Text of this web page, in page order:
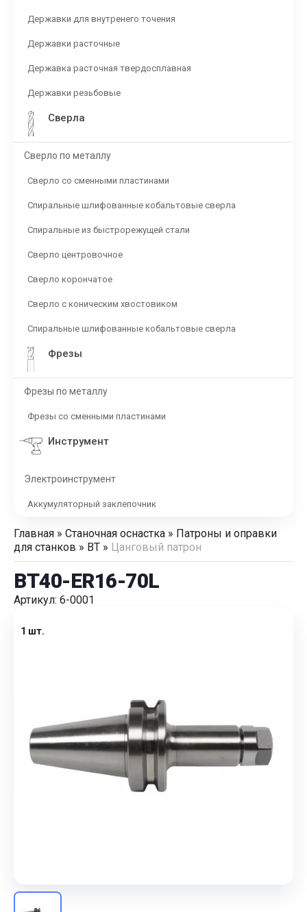
Державки для внутренего точения
Державки расточные
Державка расточная твердосплавная
Державки резьбовые
Сверла
Сверло по металлу
Сверло со сменными пластинами
Спиральные шлифованные кобальтовые сверла
Спиральные из быстрорежущей стали
Сверло центровочное
Сверло корончатое
Сверло с коническим хвостовиком
Спиральные шлифованные кобальтовые сверла
Фрезы
Фрезы по металлу
Фрезы со сменными пластинами
Инструмент
Электроинструмент
Аккумуляторный заклепочник
Главная » Станочная оснастка » Патроны и оправки
для станков » BT » Цанговый патрон
BT40-ER16-70L
Артикул: 6-0001
1 шт.